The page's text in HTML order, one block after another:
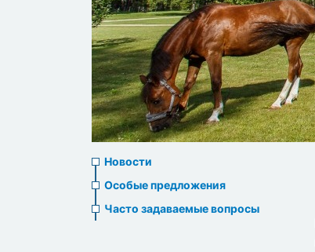
News
menu
Новости
Особые предложения
Часто задаваемые вопросы